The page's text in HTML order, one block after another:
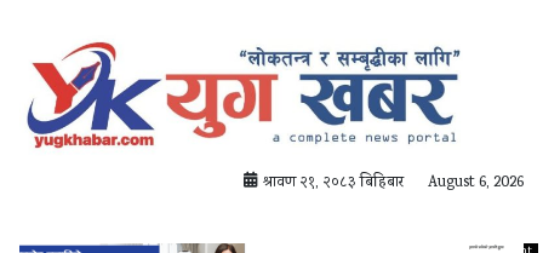
श्रावण २१, २०८३ बिहिबार August 6, 2026